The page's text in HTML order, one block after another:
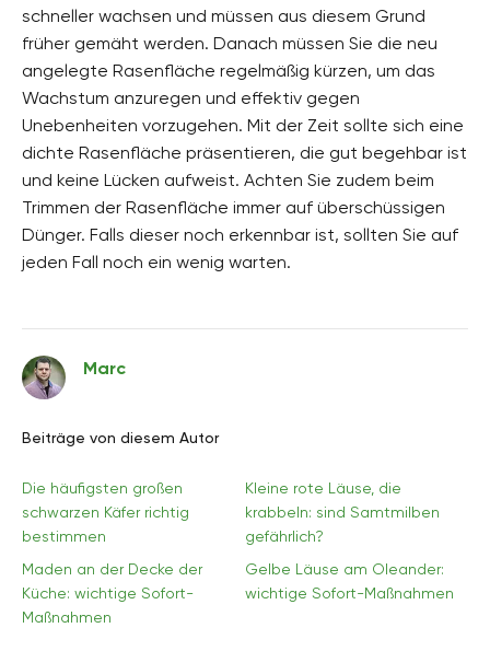
schneller wachsen und müssen aus diesem Grund
früher gemäht werden. Danach müssen Sie die neu
angelegte Rasenfläche regelmäßig kürzen, um das
Wachstum anzuregen und effektiv gegen
Unebenheiten vorzugehen. Mit der Zeit sollte sich eine
dichte Rasenfläche präsentieren, die gut begehbar ist
und keine Lücken aufweist. Achten Sie zudem beim
Trimmen der Rasenfläche immer auf überschüssigen
Dünger. Falls dieser noch erkennbar ist, sollten Sie auf
jeden Fall noch ein wenig warten.
Marc
Beiträge von diesem Autor
Die häufigsten großen
schwarzen Käfer richtig
bestimmen
Kleine rote Läuse, die
krabbeln: sind Samtmilben
gefährlich?
Maden an der Decke der
Küche: wichtige Sofort-
Maßnahmen
Gelbe Läuse am Oleander:
wichtige Sofort-Maßnahmen